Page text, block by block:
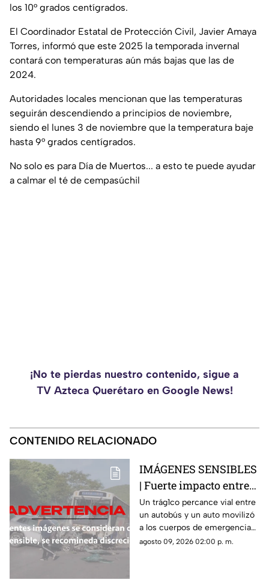
los 10° grados centígrados.
El Coordinador Estatal de Protección Civil, Javier Amaya
Torres, informó que este 2025 la temporada invernal
contará con temperaturas aún más bajas que las de
2024.
Autoridades locales mencionan que las temperaturas
seguirán descendiendo a principios de noviembre,
siendo el lunes 3 de noviembre que la temperatura baje
hasta 9° grados centígrados.
No solo es para Día de Muertos... a esto te puede ayudar
a calmar el té de cempasúchil
¡No te pierdas nuestro contenido, sigue a
TV Azteca Querétaro en Google News!
CONTENIDO RELACIONADO
IMÁGENES SENSIBLES
| Fuerte impacto entre
autobús y vehículo deja
saldo fatal y nueve
heridos
Un trág1co percance vial entre
un autobús y un auto movilizó
a los cuerpos de emergencia
en Morelos
agosto 09, 2026 02:00 p. m.